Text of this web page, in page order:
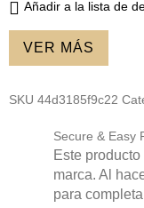
Añadir a la lista de
VER MÁS
SKU 44d3185f9c22
Secure & Easy
Este
marca. Al
para